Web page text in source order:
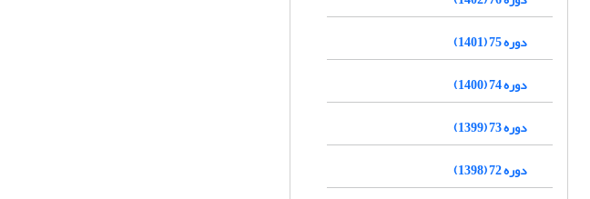
دوره 75 (1401)
دوره 74 (1400)
دوره 73 (1399)
دوره 72 (1398)